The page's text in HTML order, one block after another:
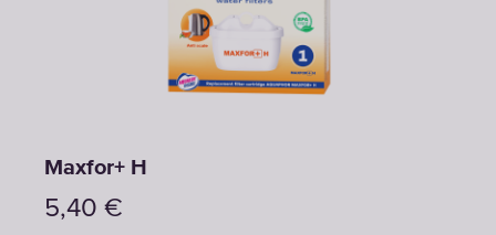
Maxfor+ H
5,40 €